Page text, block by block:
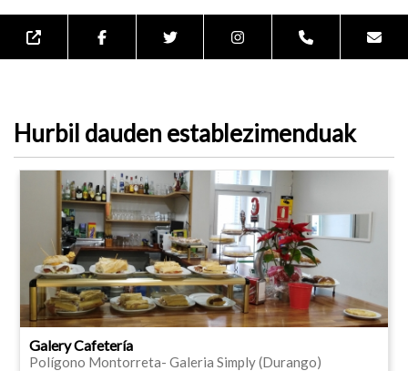
Hurbil dauden establezimenduak
Galery Cafetería
Polígono Montorreta- Galeria Simply (Durango)